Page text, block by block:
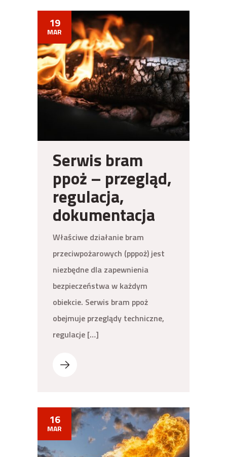
19
MAR
Serwis bram
ppoż – przegląd,
regulacja,
dokumentacja
Właściwe działanie bram
przeciwpożarowych (pppoż) jest
niezbędne dla zapewnienia
bezpieczeństwa w każdym
obiekcie. Serwis bram ppoż
obejmuje przeglądy techniczne,
regulacje […]
16
MAR